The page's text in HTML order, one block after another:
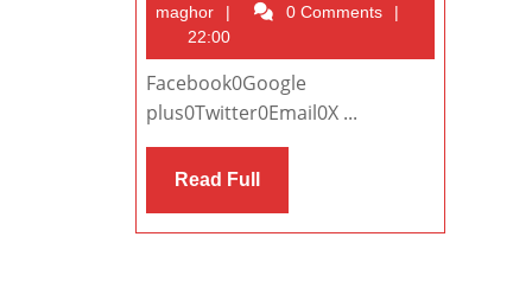
maghor
maghor0 Comments
22:00
Facebook0Google
plus0Twitter0Email0X ...
Read Full Read